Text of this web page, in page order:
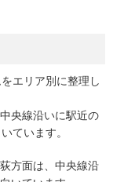
エリア別に整理し
央線沿いに駅近の
ています。
方面は、中央線沿